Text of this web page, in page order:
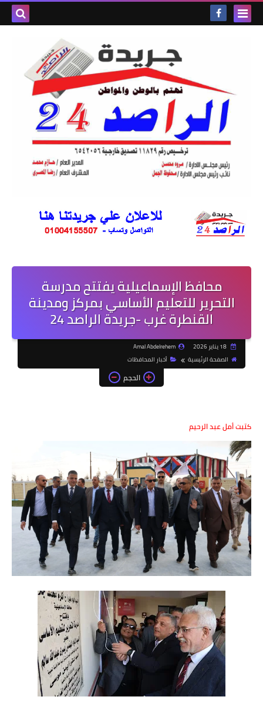
محافظ الإسماعيلية يفتتح مدرسة
التحرير للتعليم الأساسي بمركز ومدينة
القنطرة غرب -جريدة الراصد 24
18 يناير 2026
Amal Abdelrehem
الصفحة الرئيسية
أخبار المحافظات
الحجم
كتبت أمل عبد الرحيم